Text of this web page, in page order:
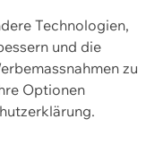
Technologien,
und die
zu
Optionen